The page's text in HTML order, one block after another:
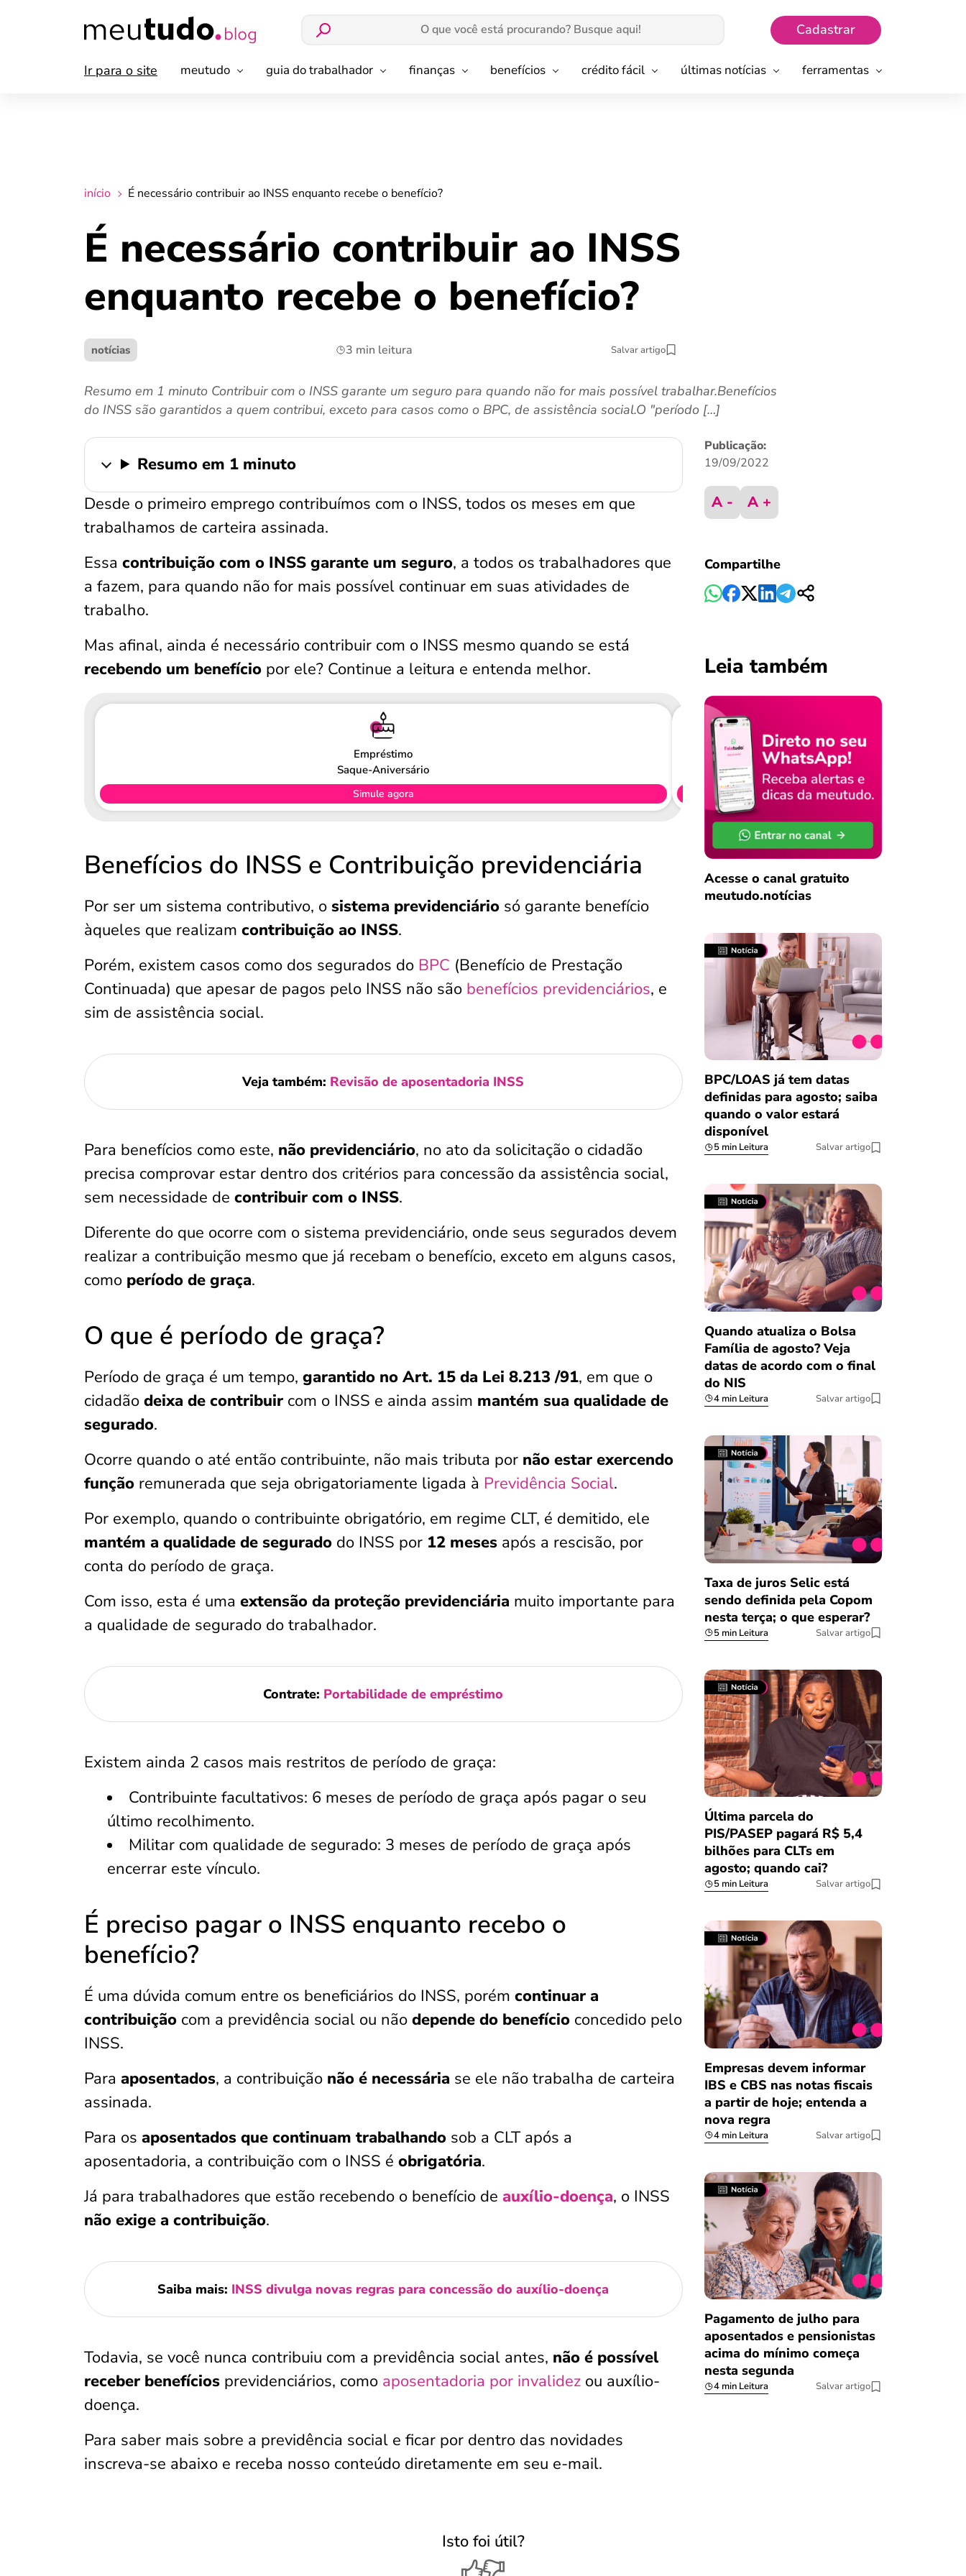
Cadastrar
Ir para o site meutudo guia do trabalhador finanças benefícios crédito fácil últimas notícias ferramentas
início É necessário contribuir ao INSS enquanto recebe o benefício?
É necessário contribuir ao INSS
enquanto recebe o benefício?
notícias 3 min leitura Salvar artigo
Resumo em 1 minuto Contribuir com o INSS garante um seguro para quando não for mais possível trabalhar.Benefícios
do INSS são garantidos a quem contribui, exceto para casos como o BPC, de assistência social.O "período […]
Resumo em 1 minuto
Desde o primeiro emprego contribuímos com o INSS, todos os meses em que
trabalhamos de carteira assinada.
Essa contribuição com o INSS garante um seguro, a todos os trabalhadores que
a fazem, para quando não for mais possível continuar em suas atividades de
trabalho.
Mas afinal, ainda é necessário contribuir com o INSS mesmo quando se está
recebendo um benefício por ele? Continue a leitura e entenda melhor.
Empréstimo
Saque-Aniversário
Simule agora
Benefícios do INSS e Contribuição previdenciária
Por ser um sistema contributivo, o sistema previdenciário só garante benefício
àqueles que realizam contribuição ao INSS.
Porém, existem casos como dos segurados do BPC (Benefício de Prestação
Continuada) que apesar de pagos pelo INSS não são benefícios previdenciários, e
sim de assistência social.
Veja também: Revisão de aposentadoria INSS
Para benefícios como este, não previdenciário, no ato da solicitação o cidadão
precisa comprovar estar dentro dos critérios para concessão da assistência social,
sem necessidade de contribuir com o INSS.
Diferente do que ocorre com o sistema previdenciário, onde seus segurados devem
realizar a contribuição mesmo que já recebam o benefício, exceto em alguns casos,
como período de graça.
O que é período de graça?
Período de graça é um tempo, garantido no Art. 15 da Lei 8.213 /91, em que o
cidadão deixa de contribuir com o INSS e ainda assim mantém sua qualidade de
segurado.
Ocorre quando o até então contribuinte, não mais tributa por não estar exercendo
função remunerada que seja obrigatoriamente ligada à Previdência Social.
Por exemplo, quando o contribuinte obrigatório, em regime CLT, é demitido, ele
mantém a qualidade de segurado do INSS por 12 meses após a rescisão, por
conta do período de graça.
Com isso, esta é uma extensão da proteção previdenciária muito importante para
a qualidade de segurado do trabalhador.
Contrate: Portabilidade de empréstimo
Existem ainda 2 casos mais restritos de período de graça:
Contribuinte facultativos: 6 meses de período de graça após pagar o seu
último recolhimento.
Militar com qualidade de segurado: 3 meses de período de graça após
encerrar este vínculo.
É preciso pagar o INSS enquanto recebo o
benefício?
É uma dúvida comum entre os beneficiários do INSS, porém continuar a
contribuição com a previdência social ou não depende do benefício concedido pelo
INSS.
Para aposentados, a contribuição não é necessária se ele não trabalha de carteira
assinada.
Para os aposentados que continuam trabalhando sob a CLT após a
aposentadoria, a contribuição com o INSS é obrigatória.
Já para trabalhadores que estão recebendo o benefício de auxílio-doença, o INSS
não exige a contribuição.
Saiba mais: INSS divulga novas regras para concessão do auxílio-doença
Todavia, se você nunca contribuiu com a previdência social antes, não é possível
receber benefícios previdenciários, como aposentadoria por invalidez ou auxílio-
doença.
Para saber mais sobre a previdência social e ficar por dentro das novidades
inscreva-se abaixo e receba nosso conteúdo diretamente em seu e-mail.
Isto foi útil?
Publicação:
19/09/2022
A - A +
Compartilhe
Leia também
Acesse o canal gratuito
meutudo.notícias
BPC/LOAS já tem datas
definidas para agosto; saiba
quando o valor estará
disponível
5 min Leitura Salvar artigo
Quando atualiza o Bolsa
Família de agosto? Veja
datas de acordo com o final
do NIS
4 min Leitura Salvar artigo
Taxa de juros Selic está
sendo definida pela Copom
nesta terça; o que esperar?
5 min Leitura Salvar artigo
Última parcela do
PIS/PASEP pagará R$ 5,4
bilhões para CLTs em
agosto; quando cai?
5 min Leitura Salvar artigo
Empresas devem informar
IBS e CBS nas notas fiscais
a partir de hoje; entenda a
nova regra
4 min Leitura Salvar artigo
Pagamento de julho para
aposentados e pensionistas
acima do mínimo começa
nesta segunda
4 min Leitura Salvar artigo